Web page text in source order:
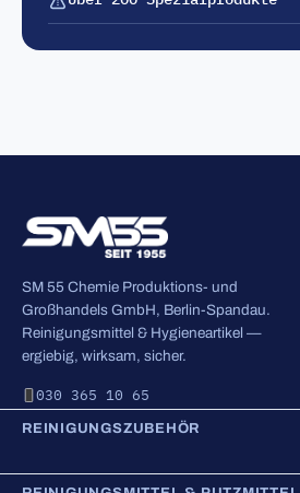
SM 55 Chemie Produktions- und
Großhandels GmbH, Berlin-Spandau.
Reinigungsmittel & Hygieneartikel —
ergiebig, wirksam, sicher.
030 365 10 65
REINIGUNGSZUBEHÖR